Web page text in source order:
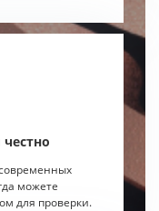
можете
для проверки.